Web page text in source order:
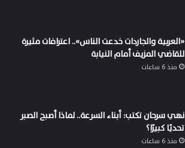
«العربية والجاردات خدعت الناس».. اعترافات مثيرة
للقاضي المزيف أمام النيابة
منذ 6 ساعات
نهي سرحان تكتب: أبناء السرعة.. لماذا أصبح الصبر
تحديًا كبيرًا؟
منذ 6 ساعات